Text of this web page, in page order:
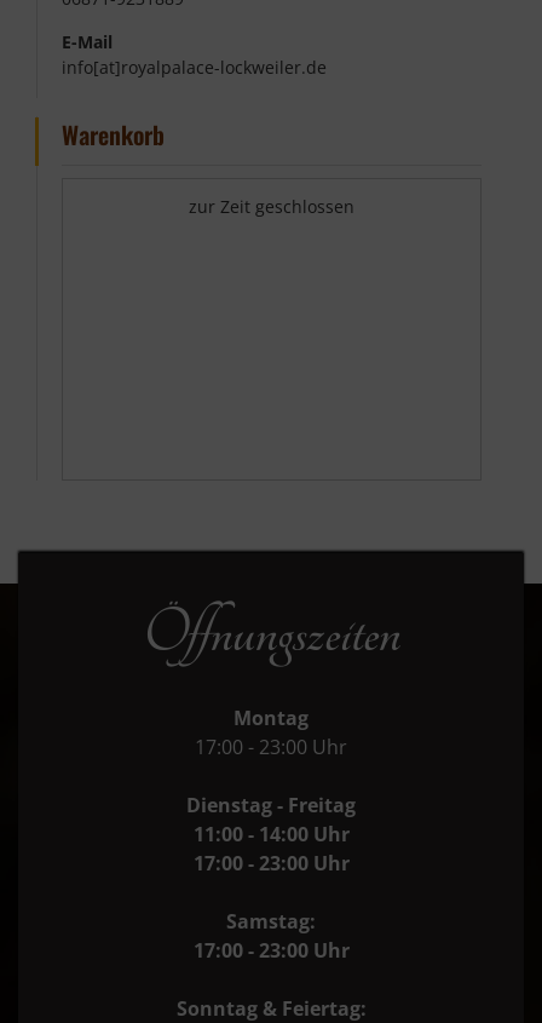
E-Mail
info[at]royalpalace-lockweiler.de
Warenkorb
zur Zeit geschlossen
Öffnungszeiten
Montag
17:00 - 23:00 Uhr
Dienstag - Freitag
11:00 - 14:00 Uhr
17:00 - 23:00 Uhr
Samstag:
17:00 - 23:00 Uhr
Sonntag & Feiertag: